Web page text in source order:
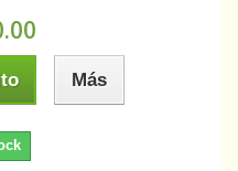
Más